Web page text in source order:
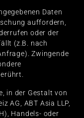
Daten
auffordern,
oder der
(z.B. nach
Zwingende
in der Gestalt von
AG, ABT Asia LLP,
Handels- oder